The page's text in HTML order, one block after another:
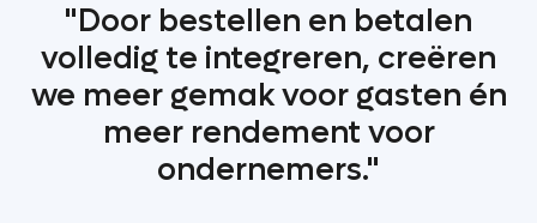
"Door bestellen en betalen
volledig te integreren, creëren
we meer gemak voor gasten én
meer rendement voor
ondernemers."